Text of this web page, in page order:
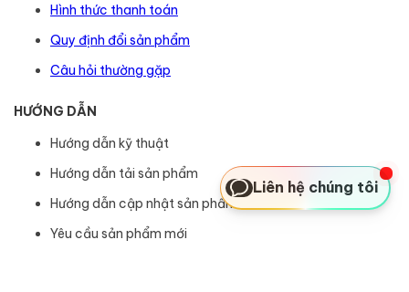
Hình thức thanh toán
Quy định đổi sản phẩm
Câu hỏi thường gặp
HƯỚNG DẪN
Hướng dẫn kỹ thuật
Hướng dẫn tải sản phẩm
Hướng dẫn cập nhật sản phẩm
Yêu cầu sản phẩm mới
Liên hệ chúng tôi